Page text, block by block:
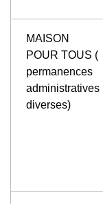
MAISON
POUR TOUS (
permanences
administratives
diverses)